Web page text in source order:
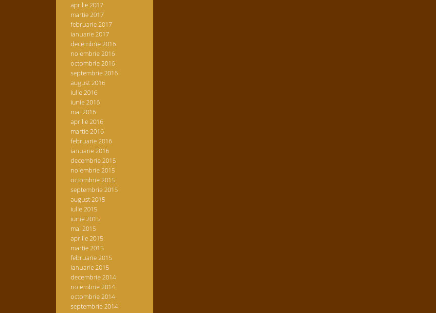
aprilie 2017
martie 2017
februarie 2017
ianuarie 2017
decembrie 2016
noiembrie 2016
octombrie 2016
septembrie 2016
august 2016
iulie 2016
iunie 2016
mai 2016
aprilie 2016
martie 2016
februarie 2016
ianuarie 2016
decembrie 2015
noiembrie 2015
octombrie 2015
septembrie 2015
august 2015
iulie 2015
iunie 2015
mai 2015
aprilie 2015
martie 2015
februarie 2015
ianuarie 2015
decembrie 2014
noiembrie 2014
octombrie 2014
septembrie 2014